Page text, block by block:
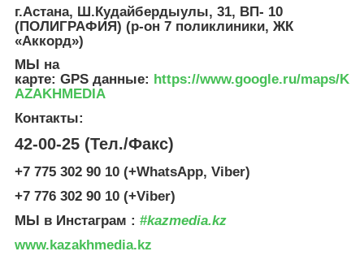
г.Астана, Ш.Кудайбердыулы, 31, ВП- 10
(ПОЛИГРАФИЯ) (р-он 7 поликлиники, ЖК
«Аккорд»)
МЫ на
карте: GPS данные: https://www.google.ru/maps/K
AZAKHMEDIA
Контакты:
42-00-25 (Тел./Факс)
+7 775 302 90 10 (+WhatsApp, Viber)
+7 776 302 90 10 (+Viber)
МЫ в Инстаграм : #kazmedia.kz
www.kazakhmedia.kz